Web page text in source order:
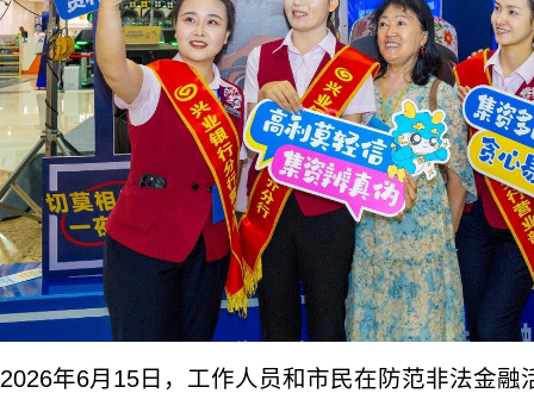
2026年6月15日，工作人员和市民在防范非法金融